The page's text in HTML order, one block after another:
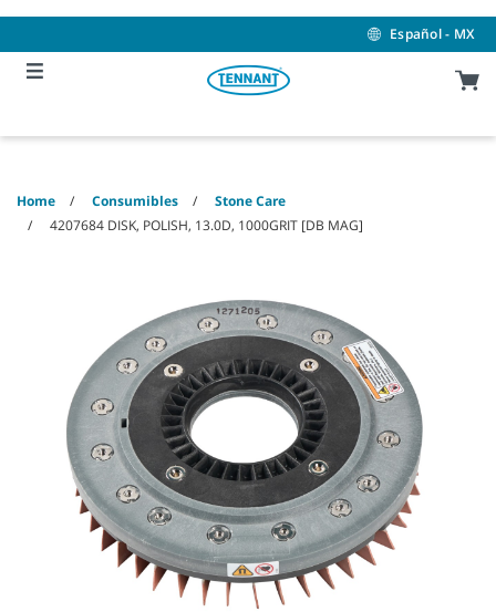
content
navigation
menu
Español - MX
Home Consumibles
Stone Care
4207684 DISK, POLISH, 13.0D, 1000GRIT [DB MAG]